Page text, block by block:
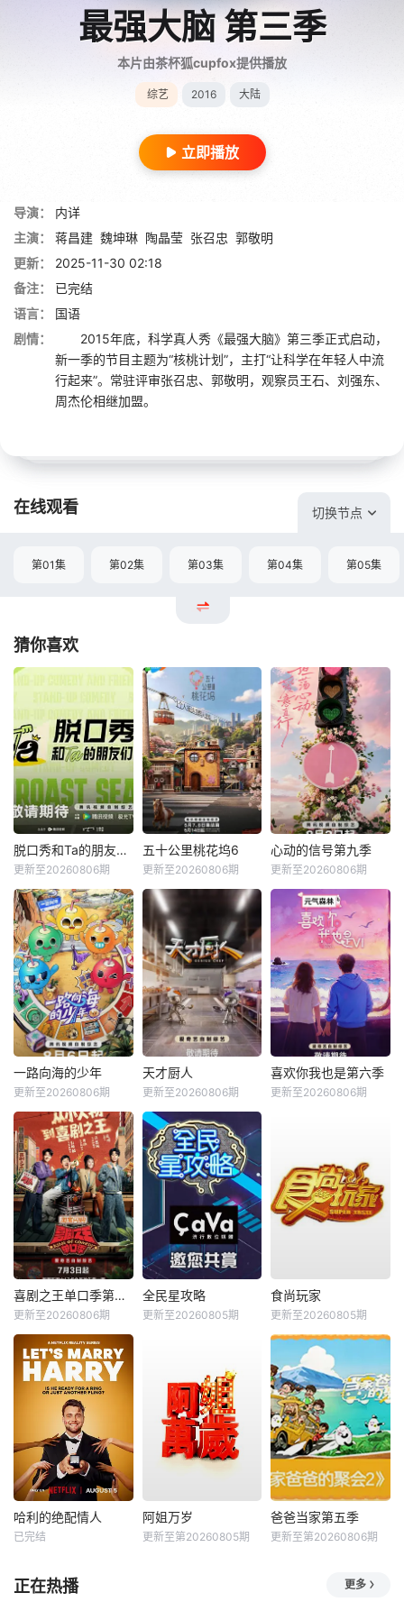
最强大脑 第三季
本片由茶杯狐cupfox提供播放
综艺 2016 大陆
立即播放
导演：
内详
主演：
蒋昌建 魏坤琳 陶晶莹 张召忠 郭敬明
更新：
2025-11-30 02:18
备注：
已完结
语言：
国语
剧情：
2015年底，科学真人秀《最强大脑》第三季正式启动，
新一季的节目主题为“核桃计划”，主打“让科学在年轻人中流
行起来”。常驻评审张召忠、郭敬明，观察员王石、刘强东、
周杰伦相继加盟。
在线观看 切换节点
第01集 第02集 第03集 第04集 第05集
猜你喜欢
脱口秀和Ta的朋友们第三季
更新至20260806期
五十公里桃花坞6
更新至20260806期
心动的信号第九季
更新至20260806期
一路向海的少年
更新至20260806期
天才厨人
更新至20260806期
喜欢你我也是第六季
更新至20260806期
喜剧之王单口季第三季
更新至20260806期
全民星攻略
更新至20260805期
食尚玩家
更新至20260805期
哈利的绝配情人
已完结
阿姐万岁
更新至第20260805期
爸爸当家第五季
更新至第20260806期
正在热播 更多